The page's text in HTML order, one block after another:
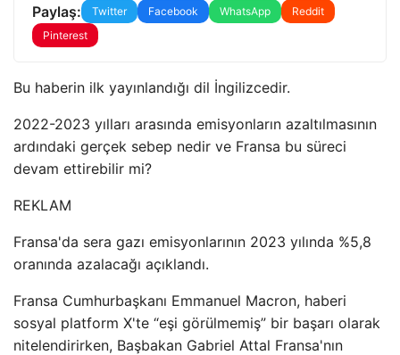
Paylaş: Twitter Facebook WhatsApp
Reddit
Pinterest
Bu haberin ilk yayınlandığı dil İngilizcedir.
2022-2023 yılları arasında emisyonların azaltılmasının
ardındaki gerçek sebep nedir ve Fransa bu süreci
devam ettirebilir mi?
REKLAM
Fransa'da sera gazı emisyonlarının 2023 yılında %5,8
oranında azalacağı açıklandı.
Fransa Cumhurbaşkanı Emmanuel Macron, haberi
sosyal platform X'te “eşi görülmemiş” bir başarı olarak
nitelendirirken, Başbakan Gabriel Attal Fransa'nın